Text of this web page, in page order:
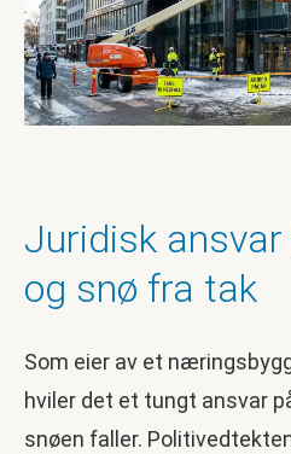
Juridisk
og snø fra tak
Som eier av et
hviler det et tungt ansvar
snøen faller.